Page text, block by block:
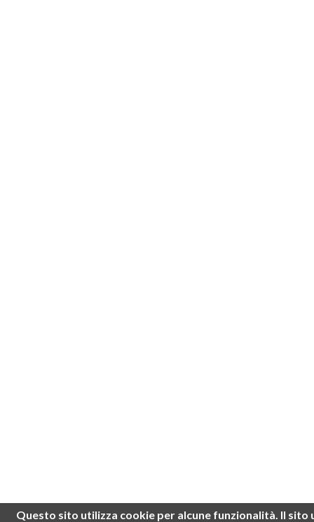
Questo sito utilizza cookie per alcune funzionalità. Il sito